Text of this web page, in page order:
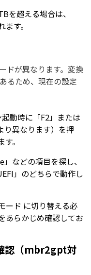
を超える場合は、
す。
ドが異なります。変換
るため、現在の設定
動時に「F2」または
り異なります）を押
。
」などの項目を探し、
」のどちらで動作し
ード に切り替える必
あらかじめ確認してお
認（mbr2gpt対